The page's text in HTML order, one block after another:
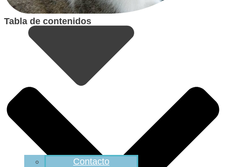
Contacto
Tabla de contenidos